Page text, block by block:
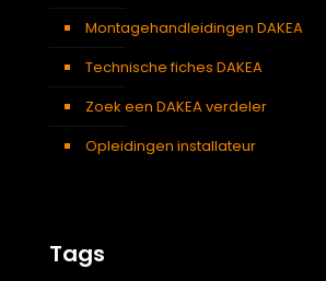
Montagehandleidingen DAKEA
Technische fiches DAKEA
Zoek een DAKEA verdeler
Opleidingen installateur
Tags